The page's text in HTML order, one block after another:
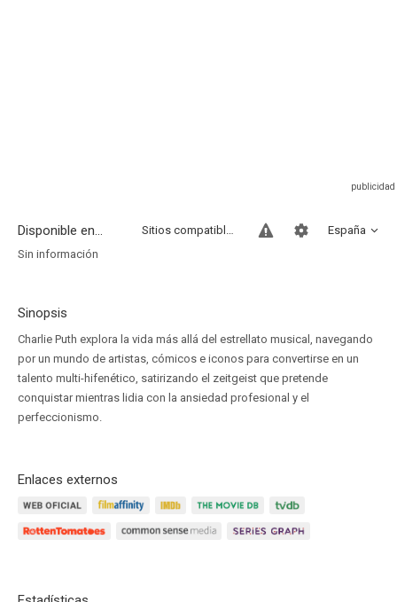
Disponible en... España
Sitios compatibles
Sin información
Sinopsis
Charlie Puth explora la vida más allá del estrellato musical, navegando
por un mundo de artistas, cómicos e iconos para convertirse en un
talento multi-hifenético, satirizando el zeitgeist que pretende
conquistar mientras lidia con la ansiedad profesional y el
perfeccionismo.
Enlaces externos